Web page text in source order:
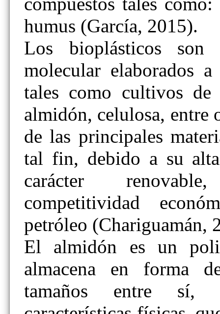
humus (García, 2015).
Los bioplásticos son
molecular elaborados
tales como cultivos de
almidón, celulosa, entre
de las principales
tal fin, debido a su
carácter
competitividad
petróleo (Chariguamán,
El almidón es un
almacena en forma
tamaños entre sí,